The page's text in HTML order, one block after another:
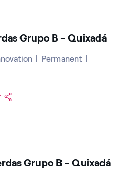
Grupo B - Quixadá
Permanent
Grupo B - Quixadá